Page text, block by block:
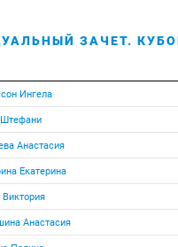
ЗАЧЕТ.
Ингела
Анастасия
Екатерина
Анастасия